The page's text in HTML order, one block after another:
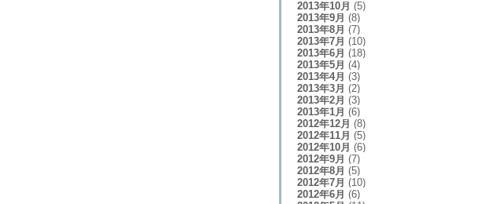
2013年10月 (5)
2013年9月 (8)
2013年8月 (7)
2013年7月 (10)
2013年6月 (18)
2013年5月 (4)
2013年4月 (3)
2013年3月 (2)
2013年2月 (3)
2013年1月 (6)
2012年12月 (8)
2012年11月 (5)
2012年10月 (6)
2012年9月 (7)
2012年8月 (5)
2012年7月 (10)
2012年6月 (6)